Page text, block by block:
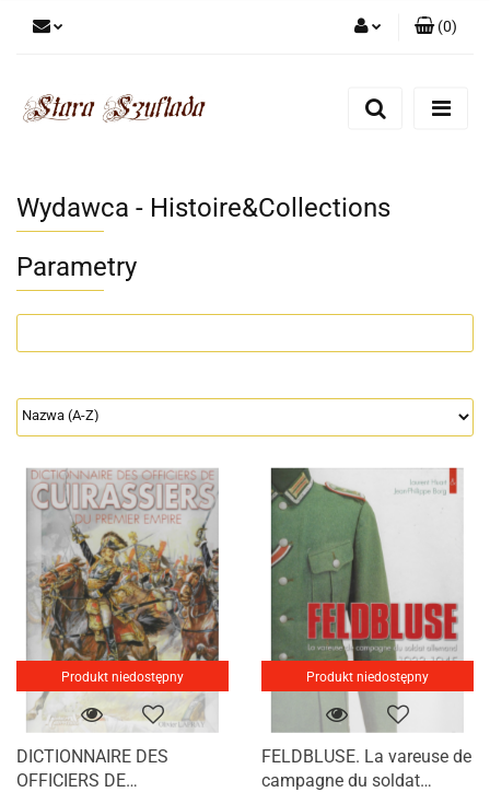
Zarejestruj się
(0)
Wydawca - Histoire&Collections
Parametry
Produkt niedostępny
DICTIONNAIRE DES
OFFICIERS DE
Produkt niedostępny
FELDBLUSE. La vareuse de
campagne du soldat